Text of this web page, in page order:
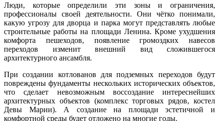
Люди, которые определили эти зоны и ограничения,
профессионалы своей деятельности. Они чётко понимали,
какую угрозу для дворца и парка могут представлять любые
строительные работы на площади Ленина. Кроме ухудшения
комфорта пешеходов, появление громоздких навесов
переходов изменит внешний вид сложившегося
архитектурного ансамбля.
При создании котлованов для подземных переходов будут
повреждены фундаменты нескольких исторических объектов,
что сделает невозможным воссоздание интереснейших
архитектурных объектов (комплекс торговых рядов, костел
Девы Марии). А создание на площади эстетичной и
комфортной среды будет отложено на многие годы.